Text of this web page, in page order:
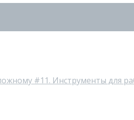
#11. Инструменты для